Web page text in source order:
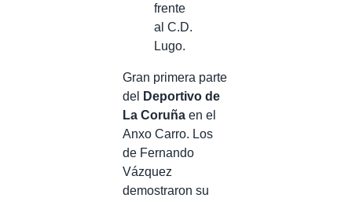
frente
al C.D.
Lugo.
Gran primera parte
del
Deportivo de
La Coruña en el
Anxo Carro. Los
de Fernando
Vázquez
demostraron su